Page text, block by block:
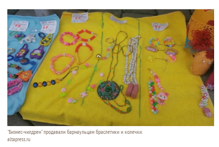
"Бизнес-чилдрен" продавали барнаульцам браслетики и колечки.
altapress.ru